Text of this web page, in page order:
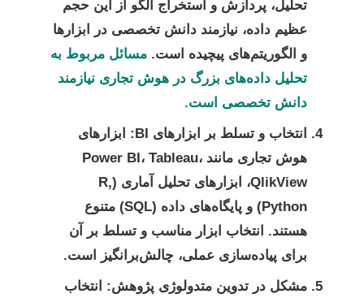
تحلیل، پردازش و استخراج الگو از این حجم
عظیم داده، نیازمند دانش تخصصی در ابزارها
و الگوریتم‌های پیچیده است. مسائل مربوط به
تحلیل داده‌های بزرگ در هوش تجاری نیازمند
دانش تخصصی است.
انتخاب و تسلط بر ابزارهای BI:
ابزارهای
هوش تجاری مانند Power BI، Tableau،
QlikView، ابزارهای تحلیل آماری (R,
Python) و پایگاه‌های داده (SQL) متنوع
هستند. انتخاب ابزار مناسب و تسلط بر آن
برای پیاده‌سازی عملی، چالش‌برانگیز است.
مشکل در تدوین متدولوژی پژوهش: انتخاب